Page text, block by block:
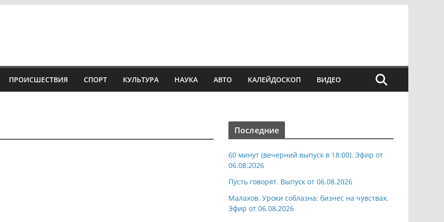
ПРОИСШЕСТВИЯ СПОРТ КУЛЬТУРА НАУКА АВТО КАЛЕЙДОСКОП ВИДЕО
Последние
60 минут (вечерний выпуск в 18:00). Эфир от
06.08.2026
Пусть говорят. Выпуск от 06.08.2026
Малахов. Уроки соблазна: бизнес на чувствах.
Эфир от 06.08.2026